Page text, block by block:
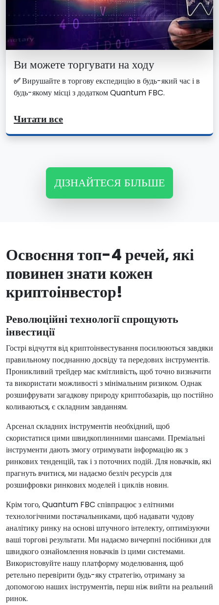
Ви можете торгувати на ходу
✅Вирушайте в торгову експедицію в будь-який час і в
будь-якому місці з додатком Quantum FBC.
Читати все
ДІЗНАЙТЕСЯ БІЛЬШЕ
Освоєння топ-4 речей, які
повинен знати кожен
криптоінвестор!
Революційні технології спрощують
інвестиції
Гострі відчуття від криптоінвестування посилюються завдяки
правильному поєднанню досвіду та передових інструментів.
Проникливий трейдер має кмітливість, щоб точно визначити
та використати можливості з мінімальним ризиком. Однак
розшифрувати загадкову природу криптобазарів, що постійно
коливаються, є складним завданням.
Арсенал складних інструментів необхідний, щоб
скористатися цими швидкоплинними шансами. Преміальні
інструменти дають змогу отримувати інформацію як з
ринкових тенденцій, так і з поточних подій. Для новачків, які
прагнуть вчитися, ми надаємо безліч ресурсів для
розшифровки ринкових моделей і циклів новин.
Крім того, Quantum FBC співпрацює з елітними
технологічними постачальниками, щоб надавати чудову
аналітику ринку на основі штучного інтелекту, оптимізуючи
ваші торгові результати. Ми надаємо вичерпні посібники для
швидкого ознайомлення новачків із цими системами.
Використовуйте нашу платформу моделювання, щоб
ретельно перевірити будь-яку стратегію, отриману за
допомогою наших інструментів, перш ніж вийти на реальний
ринок.